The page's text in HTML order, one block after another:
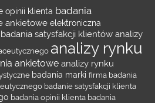
opinii klienta badania
ankietowe elektroniczna
badania satysfakcji klientów analizy
analizy rynku
ankietowe analizy rynku
badania marki firma badania
badanie satysfakcji klienta
badania opinii klienta badania